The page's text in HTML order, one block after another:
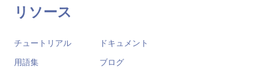
リソース
チュートリアル
ドキュメント
用語集
ブログ